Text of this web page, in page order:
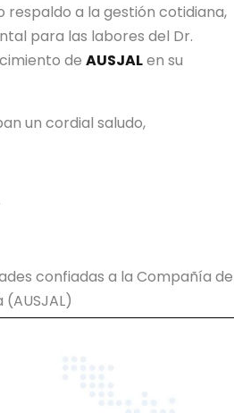
respaldo a la gestión cotidiana,
para las labores del Dr.
de AUSJALen su
un cordial saludo,
confiadas a la Compañía de